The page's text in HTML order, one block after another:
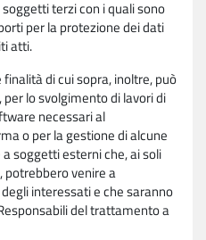
terzi con i quali sono
per la protezione dei dati
atti.
di cui sopra, inoltre, può
lo svolgimento di lavori di
necessari al
o per la gestione di alcune
soggetti esterni che, ai soli
potrebbero venire a
interessati e che saranno
del trattamento a